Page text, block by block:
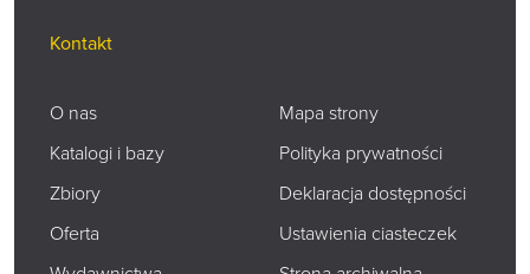
Kontakt
O nas
Katalogi i bazy
Zbiory
Oferta
Mapa strony
Polityka prywatności
Deklaracja dostępności
Ustawienia ciasteczek